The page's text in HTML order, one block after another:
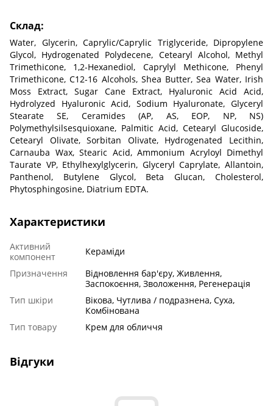
Склад:
Water, Glycerin, Caprylic/Caprylic Triglyceride, Dipropylene
Glycol, Hydrogenated Polydecene, Cetearyl Alcohol, Methyl
Trimethicone, 1,2-Hexanediol, Caprylyl Methicone, Phenyl
Trimethicone, C12-16 Alcohols, Shea Butter, Sea Water, Irish
Moss Extract, Sugar Cane Extract, Hyaluronic Acid Acid,
Hydrolyzed Hyaluronic Acid, Sodium Hyaluronate, Glyceryl
Stearate SE, Ceramides (AP, AS, EOP, NP, NS)
Polymethylsilsesquioxane, Palmitic Acid, Cetearyl Glucoside,
Cetearyl Olivate, Sorbitan Olivate, Hydrogenated Lecithin,
Carnauba Wax, Stearic Acid, Ammonium Acryloyl Dimethyl
Taurate VP, Ethylhexylglycerin, Glyceryl Caprylate, Allantoin,
Panthenol, Butylene Glycol, Beta Glucan, Cholesterol,
Phytosphingosine, Diatrium EDTA.
Характеристики
Активний
компонент
Кераміди
Призначення
Відновлення бар'єру, Живлення,
Заспокоєння, Зволоження, Регенерація
Тип шкіри
Вікова, Чутлива / подразнена, Суха,
Комбінована
Тип товару
Крем для обличчя
Відгуки